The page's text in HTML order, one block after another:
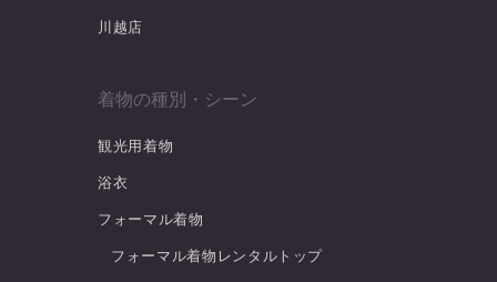
川越店
着物の種別・シーン
観光用着物
浴衣
フォーマル着物
フォーマル着物レンタルトップ